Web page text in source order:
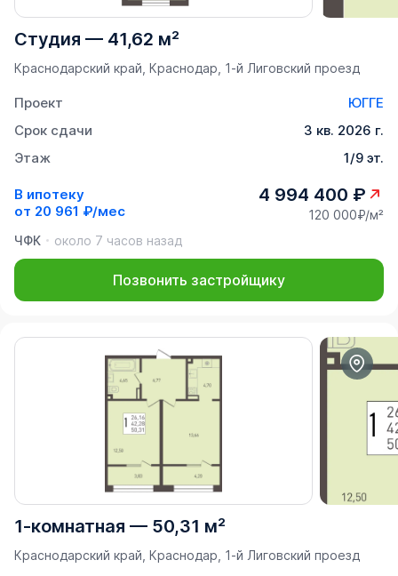
Студия — 41,62 м²
Краснодарский край, Краснодар, 1-й Лиговский проезд
Проект
ЮГГЕ
Срок сдачи
3 кв. 2026 г.
Этаж
1/9 эт.
В ипотеку
от 20 961 ₽/мес
4 994 400 ₽
120 000₽/м²
ЧФК
около 7 часов назад
Позвонить застройщику
1-комнатная — 50,31 м²
Краснодарский край, Краснодар, 1-й Лиговский проезд